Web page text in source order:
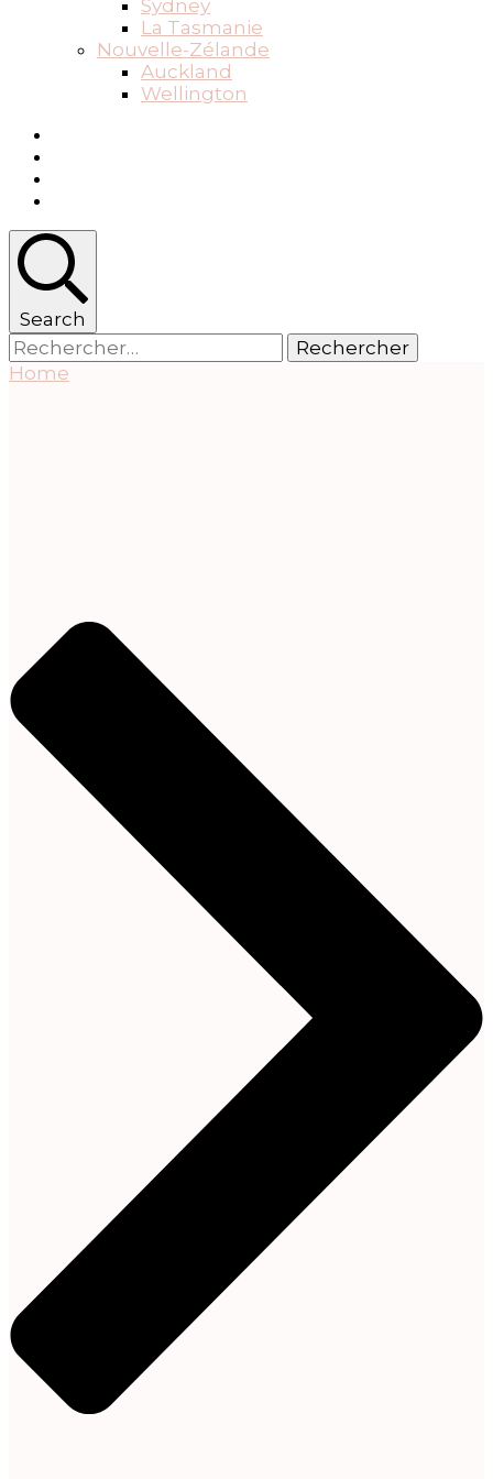
Sydney
La Tasmanie
Nouvelle-Zélande
Auckland
Wellington
Search
Rechercher :
Home